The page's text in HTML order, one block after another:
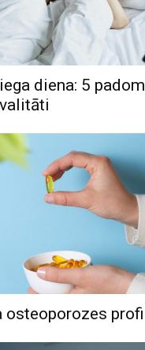
diena: 5
osteoporozes